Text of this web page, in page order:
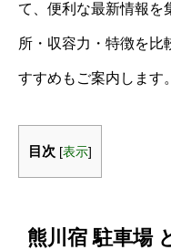
て、便利な最新情報を
所・収容力・特徴を比
すすめもご案内します
目次 [表示]
熊川宿 駐車場